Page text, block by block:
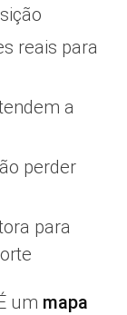
reais para
a
perder
para
um mapa